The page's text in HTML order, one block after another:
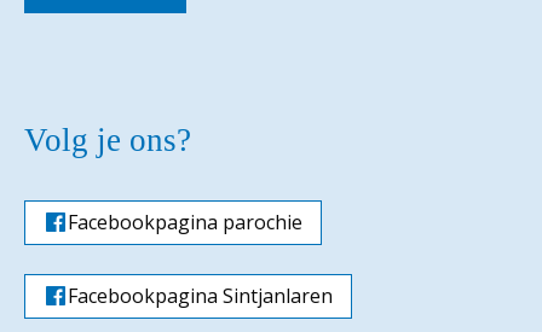
Volg je ons?
Facebookpagina parochie
Facebookpagina Sintjanlaren